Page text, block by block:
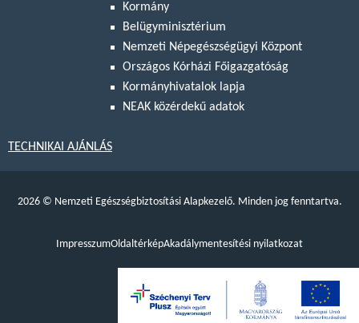
Kormány
Belügyminisztérium
Nemzeti Népegészségügyi Központ
Országos Kórházi Főigazgatóság
Kormányhivatalok lapja
NEAK közérdekű adatok
TECHNIKAI AJÁNLÁS
2026 © Nemzeti Egészségbiztosítási Alapkezelő. Minden jog fenntartva.
ImpresszumOldaltérképAkadálymentesítési nyilatkozat